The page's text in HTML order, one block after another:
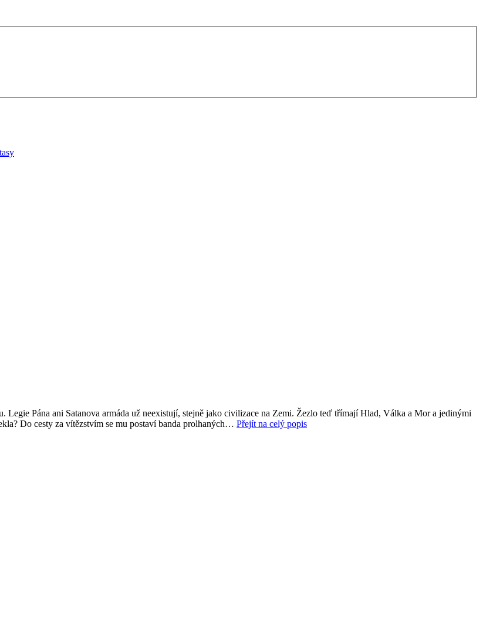
Pána ani Satanova armáda už neexistují, stejně jako civilizace na Zemi. Žezlo teď třímají Hlad, Válka a Mor a jedinými
Do cesty za vítězstvím se mu postaví banda prolhaných… Přejít na celý popis